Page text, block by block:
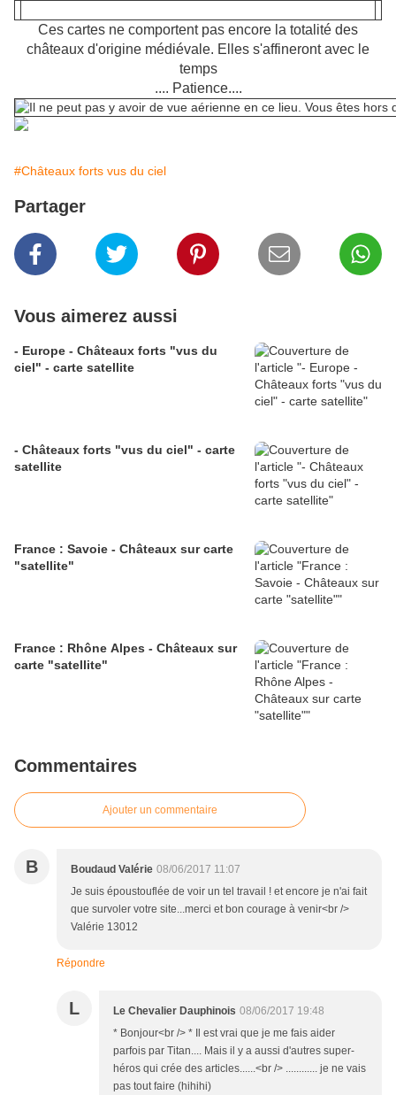
Ces cartes ne comportent pas encore la totalité des
châteaux d'origine médiévale. Elles s'affineront avec le
temps
.... Patience....
#Châteaux forts vus du ciel
Partager
Vous aimerez aussi
- Europe - Châteaux forts "vus du
ciel" - carte satellite
- Châteaux forts "vus du ciel" - carte
satellite
France : Savoie - Châteaux sur carte
"satellite"
France : Rhône Alpes - Châteaux sur
carte "satellite"
Commentaires
Ajouter un commentaire
B Boudaud Valérie 08/06/2017 11:07
Je suis époustouflée de voir un tel travail ! et encore je n'ai fait
que survoler votre site...merci et bon courage à venir<br />
Valérie 13012
Répondre
L Le Chevalier Dauphinois 08/06/2017 19:48
* Bonjour<br /> * Il est vrai que je me fais aider
parfois par Titan.... Mais il y a aussi d'autres super-
héros qui crée des articles......<br /> ............ je ne vais
pas tout faire (hihihi)